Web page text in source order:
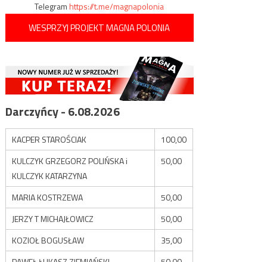
Telegramhttps://t.me/magnapolonia
WESPRZYJ PROJEKT MAGNA POLONIA
Darczyńcy - 6.08.2026
KACPER STAROŚCIAK
100,00
KULCZYK GRZEGORZ POLIŃSKA i
KULCZYK KATARZYNA
50,00
MARIA KOSTRZEWA
50,00
JERZY T MICHAJŁOWICZ
50,00
KOZIOŁ BOGUSŁAW
35,00